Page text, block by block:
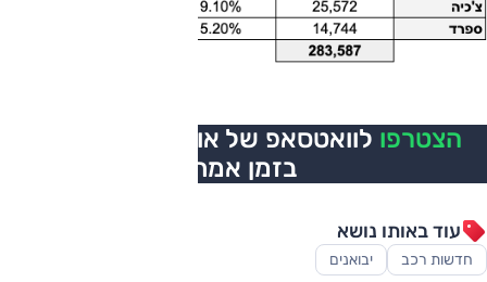
הצטרפו לוואטסאפ של אוטו, כל העדכונים
בזמן אמת
עוד באותו נושא
חדשות רכב יבואנים